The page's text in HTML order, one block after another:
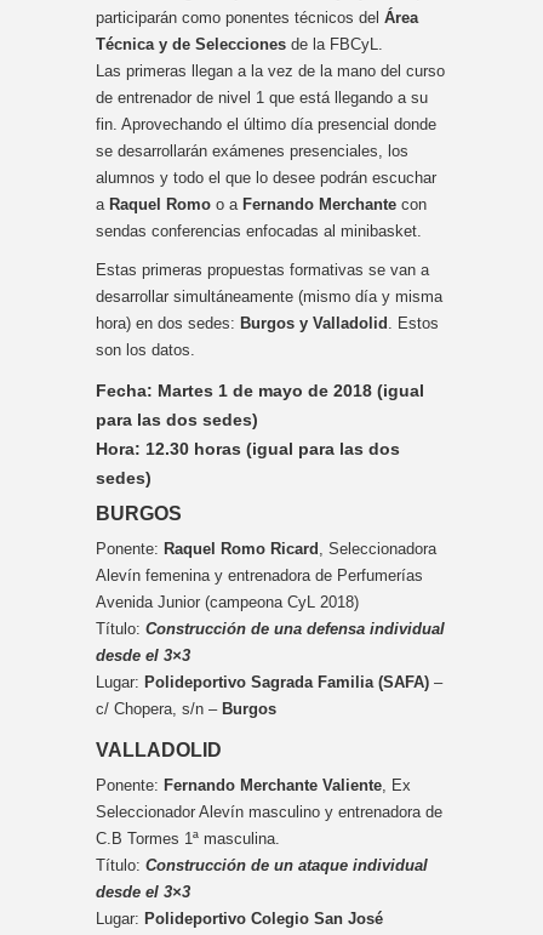
participarán como ponentes técnicos del Área
Técnica y de Selecciones de la FBCyL.
Las primeras llegan a la vez de la mano del curso
de entrenador de nivel 1 que está llegando a su
fin. Aprovechando el último día presencial donde
se desarrollarán exámenes presenciales, los
alumnos y todo el que lo desee podrán escuchar
a Raquel Romo o a Fernando Merchante con
sendas conferencias enfocadas al minibasket.
Estas primeras propuestas formativas se van a
desarrollar simultáneamente (mismo día y misma
hora) en dos sedes: Burgos y Valladolid . Estos
son los datos.
Fecha: Martes 1 de mayo de 2018 (igual
para las dos sedes)
Hora: 12.30 horas (igual para las dos
sedes)
BURGOS
Ponente: Raquel Romo Ricard , Seleccionadora
Alevín femenina y entrenadora de Perfumerías
Avenida Junior (campeona CyL 2018)
Título: Construcción de una defensa individual
desde el 3×3
Lugar: Polideportivo Sagrada Familia (SAFA) –
c/ Chopera, s/n – Burgos
VALLADOLID
Ponente: Fernando Merchante Valiente, Ex
Seleccionador Alevín masculino y entrenadora de
C.B Tormes 1ª masculina.
Título: Construcción de un ataque individual
desde el 3×3
Lugar: Polideportivo Colegio San José